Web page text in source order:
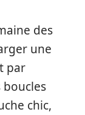
des
une
par
chic,